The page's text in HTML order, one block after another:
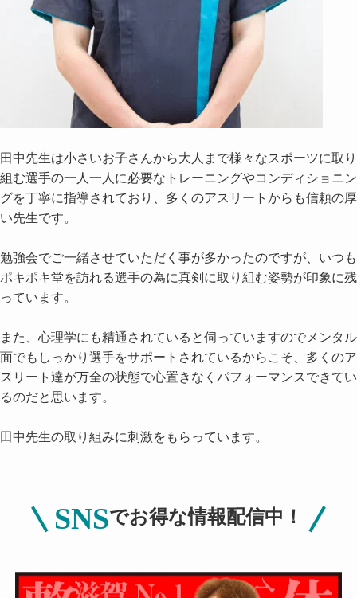
田中先生は小さいお子さんから大人まで様々なスポーツに取り
組む選手の一人一人に必要なトレーニングやコンディショニン
グを丁寧に指導されており、多くのアスリートからも信頼の厚
い先生です。
勉強会でご一緒させていただく事が多かったのですが、いつも
ポキポキ堂を訪れる選手の為に真剣に取り組む姿勢が印象に残
っています。
また、心理学にも精通されていると伺っていますのでメンタル
面でもしっかり選手をサポートされているからこそ、多くのア
スリート達が万全の状態で心置きなくパフォーマンスできてい
るのだと思います。
田中先生の取り組みに刺激をもらっています。
SNSでお得な情報配信中！